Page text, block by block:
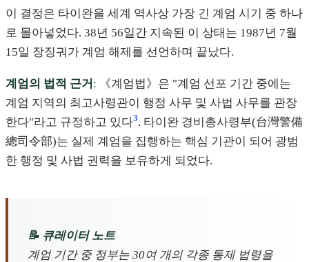
이 결정은 타이완을 세계 역사상 가장 긴 계엄 시기 중 하나
로 몰아넣었다. 38년 56일간 지속된 이 상태는 1987년 7월
15일 장징궈가 계엄 해제를 선언하며 끝났다.
계엄의 법적 근거 : 《계엄법》은 "계엄 선포 기간 중에는
계엄 지역의 최고사령관이 행정 사무 및 사법 사무를 관장
한다"라고 규정하고 있다3. 타이완 경비총사령부(台灣警備
總司令部)는 실제 계엄을 집행하는 핵심 기관이 되어 광범
한 행정 및 사법 권력을 보유하게 되었다.
📝 큐레이터 노트
계엄 기간 중 정부는 30여 개의 각종 통제 법령을